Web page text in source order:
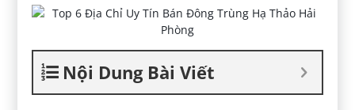
Nội Dung Bài Viết